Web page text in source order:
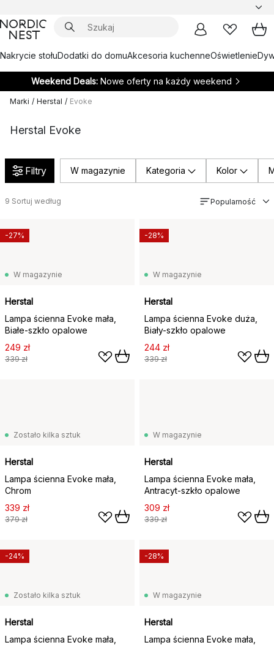
Nakrycie stołuDodatki do domuAkcesoria kuchenneOświetlenie
Weekend Deals: Nowe oferty na każdy weekend
Marki / Herstal / Evoke
Herstal Evoke
Filtry W magazynie Kategoria Kolor
9 Sortuj według Popularność
W magazynie
Herstal
Lampa ścienna Evoke mała,
Białe-szkło opalowe
249 zł
339 zł
-27%
W magazynie
Herstal
Lampa ścienna Evoke duża,
Biały-szkło opalowe
244 zł
339 zł
-28%
Zostało kilka sztuk
Herstal
Lampa ścienna Evoke mała,
Chrom
339 zł
379 zł
W magazynie
Herstal
Lampa ścienna Evoke mała,
Antracyt-szkło opalowe
309 zł
339 zł
Zostało kilka sztuk
Herstal
Lampa ścienna Evoke mała,
-24%
W magazynie
Herstal
Lampa ścienna Evoke mała,
-28%